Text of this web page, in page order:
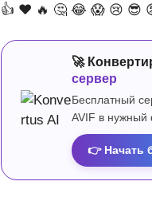
👍 ❤️ 🔥 🤔 😂 😱 😢 😎
🚀
сервер
Бесплатный
AVIF в
👉 Начать